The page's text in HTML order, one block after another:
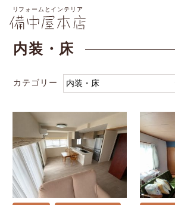
内装・床
カテゴリー